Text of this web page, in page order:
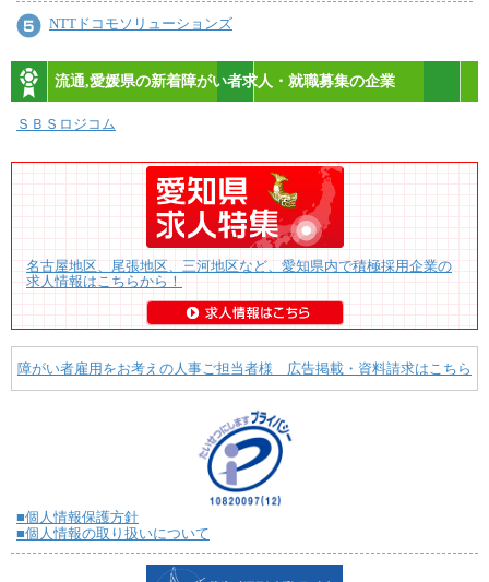
NTTドコモソリューションズ
流通,愛媛県の新着障がい者求人・就職募集の企業
ＳＢＳロジコム
名古屋地区、尾張地区、三河地区など、愛知県内で積極採用企業の
求人情報はこちらから！
障がい者雇用をお考えの人事ご担当者様 広告掲載・資料請求はこちら
■個人情報保護方針
■個人情報の取り扱いについて